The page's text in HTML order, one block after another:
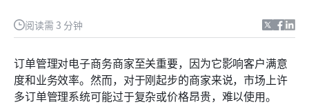
阅读需 3 分钟
订单管理对电子商务商家至关重要，因为它影响客户满意
度和业务效率。然而，对于刚起步的商家来说，市场上许
多订单管理系统可能过于复杂或价格昂贵，难以使用。
首先：需要考虑的3件事
如何将Shopify与Lark连接
结论